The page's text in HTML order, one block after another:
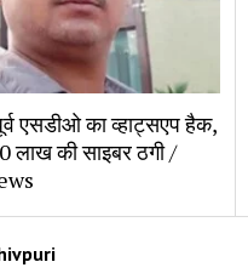
एसडीओ का व्हाट्सएप हैक,
लाख की साइबर ठगी /